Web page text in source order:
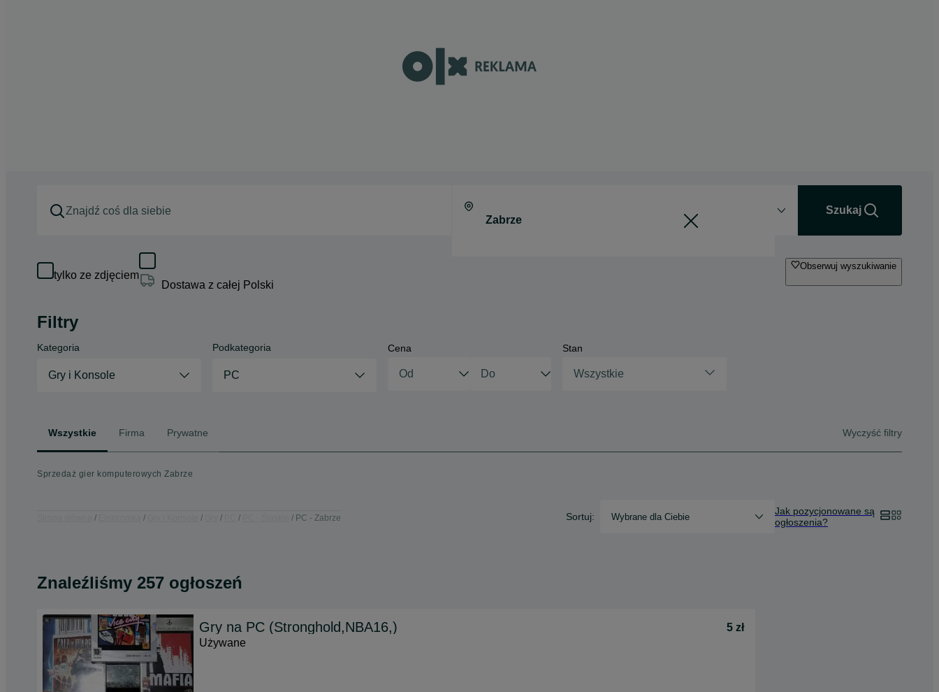
Szukaj
tylko ze zdjęciem
Dostawa z całej Polski
Obserwuj wyszukiwanie
Filtry
Kategoria
Gry i Konsole
Podkategoria
PC
Cena Stan
Wszystkie
Wszystkie Firma Prywatne Wyczyść filtry
Sprzedaż gier komputerowych Zabrze
PC - Zabrze Sortuj: Wybrane dla Ciebie
Jak pozycjonowane są
ogłoszenia?
Znaleźliśmy 257 ogłoszeń
Gry na PC (Stronghold,NBA16,)
5 zł
Używane